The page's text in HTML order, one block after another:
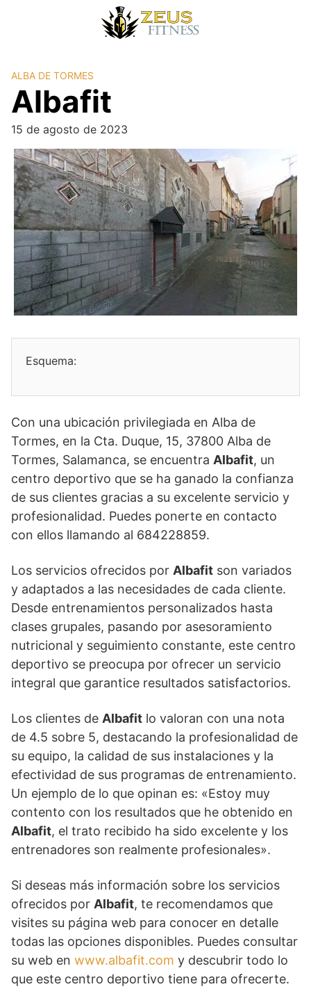
ALBA DE TORMES
Albafit
15 de agosto de 2023
Esquema:
Con una ubicación privilegiada en Alba de
Tormes, en la Cta. Duque, 15, 37800 Alba de
Tormes, Salamanca, se encuentra Albafit, un
centro deportivo que se ha ganado la confianza
de sus clientes gracias a su excelente servicio y
profesionalidad. Puedes ponerte en contacto
con ellos llamando al 684228859.
Los servicios ofrecidos por Albafit son variados
y adaptados a las necesidades de cada cliente.
Desde entrenamientos personalizados hasta
clases grupales, pasando por asesoramiento
nutricional y seguimiento constante, este centro
deportivo se preocupa por ofrecer un servicio
integral que garantice resultados satisfactorios.
Los clientes de Albafit lo valoran con una nota
de 4.5 sobre 5, destacando la profesionalidad de
su equipo, la calidad de sus instalaciones y la
efectividad de sus programas de entrenamiento.
Un ejemplo de lo que opinan es: «Estoy muy
contento con los resultados que he obtenido en
Albafit, el trato recibido ha sido excelente y los
entrenadores son realmente profesionales».
Si deseas más información sobre los servicios
ofrecidos por Albafit, te recomendamos que
visites su página web para conocer en detalle
todas las opciones disponibles. Puedes consultar
su web en www.albafit.com y descubrir todo lo
que este centro deportivo tiene para ofrecerte.